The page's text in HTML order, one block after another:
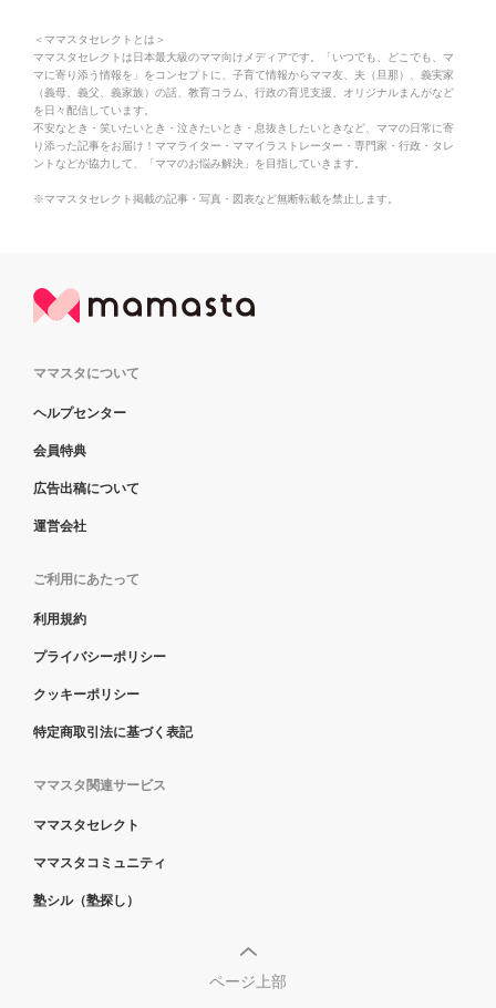
＜ママスタセレクトとは＞
ママスタセレクトは日本最大級のママ向けメディアです。「いつでも、どこでも、マ
マに寄り添う情報を」をコンセプトに、子育て情報からママ友、夫（旦那）、義実家
（義母、義父、義家族）の話、教育コラム、行政の育児支援、オリジナルまんがなど
を日々配信しています。
不安なとき・笑いたいとき・泣きたいとき・息抜きしたいときなど、ママの日常に寄
り添った記事をお届け！ママライター・ママイラストレーター・専門家・行政・タレ
ントなどが協力して、「ママのお悩み解決」を目指していきます。
※ママスタセレクト掲載の記事・写真・図表など無断転載を禁止します。
ママスタについて
ヘルプセンター
会員特典
広告出稿について
運営会社
ご利用にあたって
利用規約
プライバシーポリシー
クッキーポリシー
特定商取引法に基づく表記
ママスタ関連サービス
ママスタセレクト
ママスタコミュニティ
塾シル（塾探し）
ページ上部